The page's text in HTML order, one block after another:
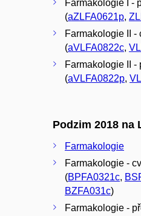
Farmakologie I -
(aZLFA0621p,
Farmakologie II -
(aVLFA0822c,
Farmakologie II -
(aVLFA0822p,
Podzim 2018 na
Farmakologie
Farmakologie -
(BPFA0321c,
BZFA031c)
Farmakologie -